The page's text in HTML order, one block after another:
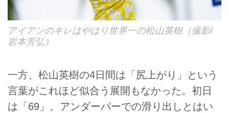
アイアンのキレはやはり世界一の松山英樹（撮影/
岩本芳弘）
一方、松山英樹の4日間は「尻上がり」という
言葉がこれほど似合う展開もなかった。初日
は「69」。アンダーパーでの滑り出しとはい